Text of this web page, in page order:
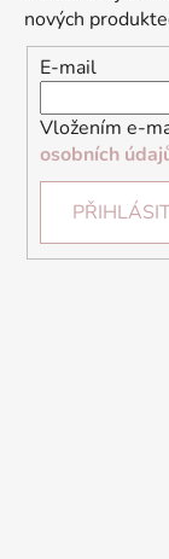
nových
E-mail
Vložením e-
osobních